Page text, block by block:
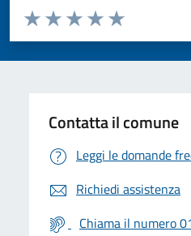
Valuta da 1 a 5 stelle la pagina
Valuta 5 stelle
Valuta 4 stelle su 5
Valuta 3 stelle su 5
Valuta 2 stelle su 5
Valuta 1 stelle su 5
Contatta il comune
Leggi le domande
Richiedi assistenza
Chiama il numero